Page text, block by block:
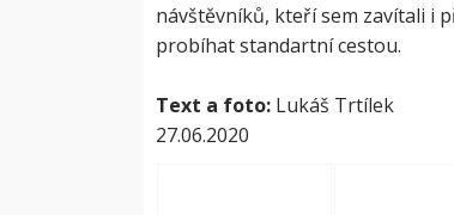
návštěvníků, kteří sem zavítali i
probíhat standartní cestou.
Text a foto:Lukáš Trtílek
27.06.2020